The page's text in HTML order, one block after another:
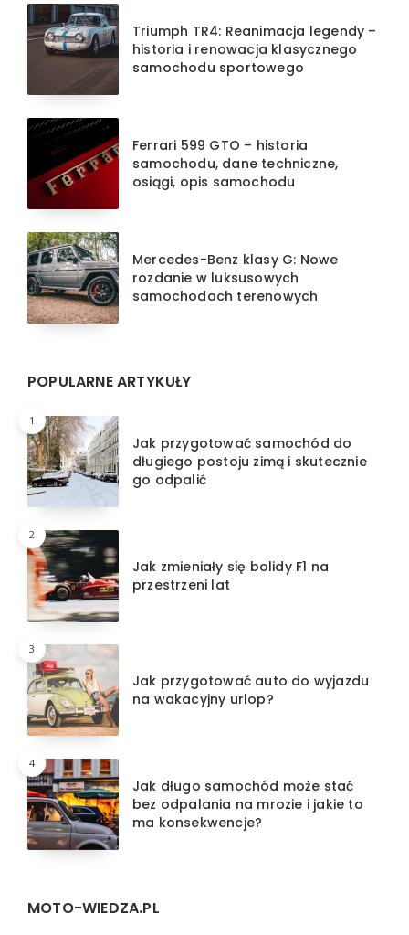
Triumph TR4: Reanimacja legendy –
historia i renowacja klasycznego
samochodu sportowego
Ferrari 599 GTO – historia
samochodu, dane techniczne,
osiągi, opis samochodu
Mercedes-Benz klasy G: Nowe
rozdanie w luksusowych
samochodach terenowych
POPULARNE ARTYKUŁY
1
Jak przygotować samochód do
długiego postoju zimą i skutecznie
go odpalić
2
Jak zmieniały się bolidy F1 na
przestrzeni lat
3
Jak przygotować auto do wyjazdu
na wakacyjny urlop?
4
Jak długo samochód może stać
bez odpalania na mrozie i jakie to
ma konsekwencje?
MOTO-WIEDZA.PL